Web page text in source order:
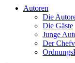
Autoren
Die
Die Gäste
Junge
Der